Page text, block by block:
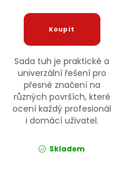
Sada tuh je praktické a
univerzální řešení pro
přesné značení na
různých površích, které
ocení každý profesionál
i domácí uživatel.
Skladem